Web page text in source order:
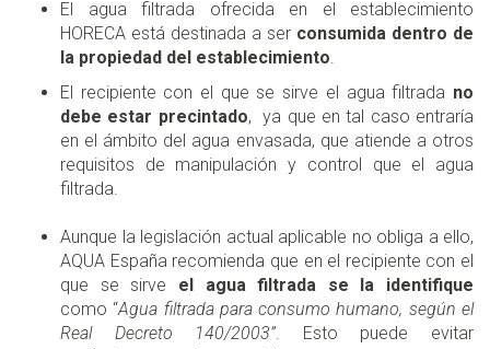
El agua filtrada ofrecida en el establecimiento
HORECA está destinada a ser consumida dentro de
la propiedad del establecimiento
El recipiente con el que se sirve el agua filtrada no
debe estar precintado, ya que en tal caso entraría
en el ámbito del agua envasada, que atiende a otros
requisitos de manipulación y control que el agua
filtrada.
Aunque la legislación actual aplicable no obliga a ello,
AQUA España recomienda que en el recipiente con el
que se sirve el agua filtrada se la identifique
como “Agua filtrada para consumo humano, según el
Real Decreto 140/2003”. Esto puede evitar